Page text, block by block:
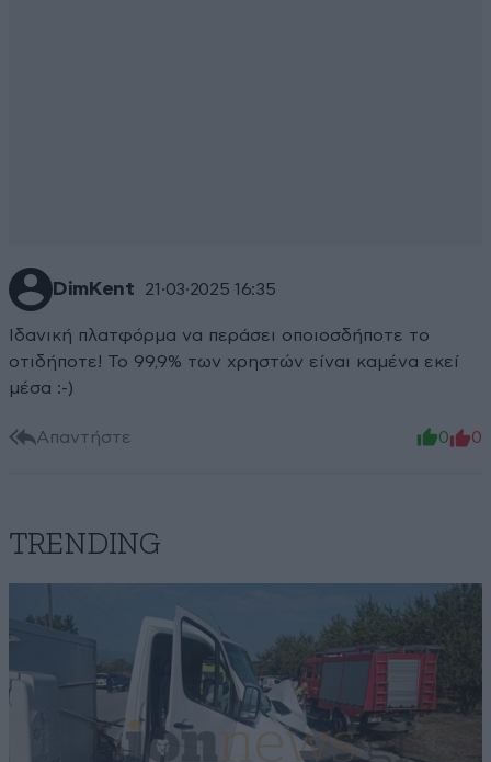
DimKent 21·03·2025 16:35
Ιδανική πλατφόρμα να περάσει οποιοσδήποτε το
οτιδήποτε! Το 99,9% των χρηστών είναι καμένα εκεί
μέσα :-)
Απαντήστε 0 0
TRENDING